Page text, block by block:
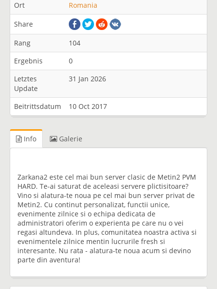
Ort Romania
Share
Rang
104
Ergebnis
0
Letztes
Update
31 Jan 2026
Beitrittsdatum 10 Oct 2017
Info Galerie
Zarkana2 este cel mai bun server clasic de Metin2 PVM
HARD. Te-ai saturat de aceleasi servere plictisitoare?
Vino si alatura-te noua pe cel mai bun server privat de
Metin2. Cu continut personalizat, functii unice,
evenimente zilnice si o echipa dedicata de
administratori oferim o experienta pe care nu o vei
regasi altundeva. In plus, comunitatea noastra activa si
evenimentele zilnice mentin lucrurile fresh si
interesante. Nu rata - alatura-te noua acum si devino
parte din aventura!